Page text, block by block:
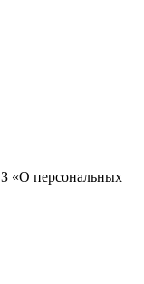
«О персональных